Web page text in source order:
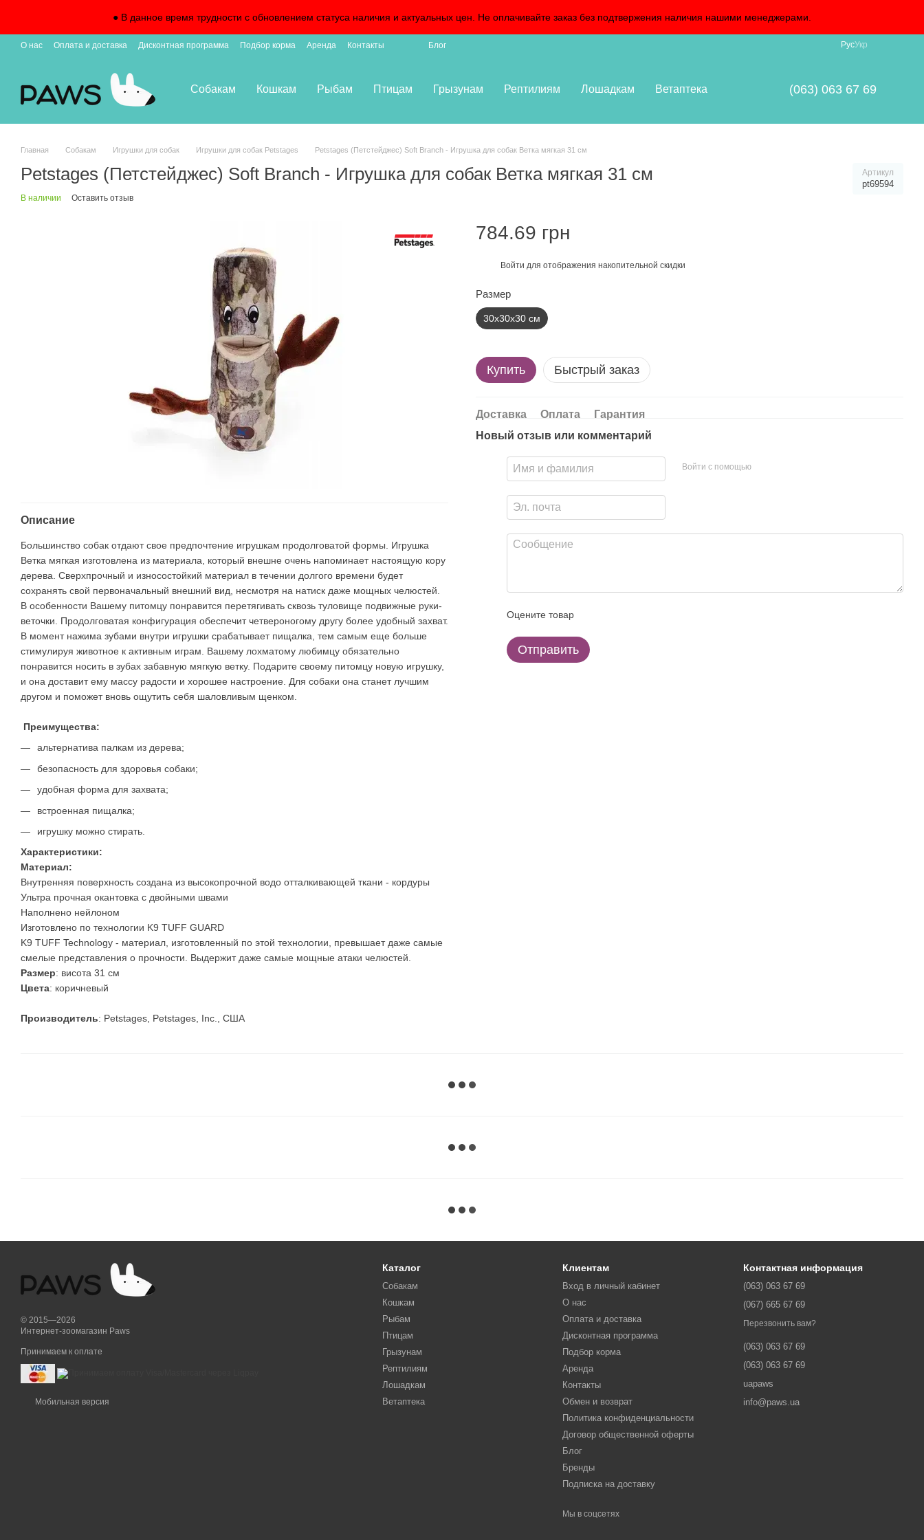
● В данное время трудности с обновлением статуса наличия и актуальных цен. Не оплачивайте заказ без подтвержения наличия нашими менеджерами.
О нас Оплата и доставка Дисконтная программа Подбор корма Аренда Контакты Блог РусУкр
Собакам Кошкам Рыбам Птицам Грызунам Рептилиям Лошадкам Ветаптека (063) 063 67 69
Главная Собакам Игрушки для собак Игрушки для собак Petstages Petstages (Петстейджес) Soft Branch - Игрушка для собак Ветка мягкая 31 см
Petstages (Петстейджес) Soft Branch - Игрушка для собак Ветка мягкая 31 см Артикул
pt69594
В наличии Оставить отзыв
Описание
Большинство собак отдают свое предпочтение игрушкам продолговатой формы. Игрушка
Ветка мягкая изготовлена из материала, который внешне очень напоминает настоящую кору
дерева. Сверхпрочный и износостойкий материал в течении долгого времени будет
сохранять свой первоначальный внешний вид, несмотря на натиск даже мощных челюстей.
В особенности Вашему питомцу понравится перетягивать сквозь туловище подвижные руки-
веточки. Продолговатая конфигурация обеспечит четвероногому другу более удобный захват.
В момент нажима зубами внутри игрушки срабатывает пищалка, тем самым еще больше
стимулируя животное к активным играм. Вашему лохматому любимцу обязательно
понравится носить в зубах забавную мягкую ветку. Подарите своему питомцу новую игрушку,
и она доставит ему массу радости и хорошее настроение. Для собаки она станет лучшим
другом и поможет вновь ощутить себя шаловливым щенком.
Преимущества:
альтернатива палкам из дерева;
безопасность для здоровья собаки;
удобная форма для захвата;
встроенная пищалка;
игрушку можно стирать.
Характеристики:
Материал:
Внутренняя поверхность создана из высокопрочной водо отталкивающей ткани - кордуры
Ультра прочная окантовка с двойными швами
Наполнено нейлоном
Изготовлено по технологии K9 TUFF GUARD
K9 TUFF Technology - материал, изготовленный по этой технологии, превышает даже самые
смелые представления о прочности. Выдержит даже самые мощные атаки челюстей.
Размер: висота 31 см
Цвета: коричневый
Производитель: Petstages, Petstages, Inc., США
784.69 грн
Войти для отображения накопительной скидки
Размер
30х30х30 см
Купить Быстрый заказ
Доставка Оплата
Гарантия
Новый отзыв или комментарий
Войти с помощью
Оцените товар
Отправить
© 2015—2026
Интернет-зоомагазин Paws
Принимаем к оплате
Мобильная версия
Каталог
Собакам
Кошкам
Рыбам
Птицам
Грызунам
Рептилиям
Лошадкам
Ветаптека
Клиентам
Вход в личный кабинет
О нас
Оплата и доставка
Дисконтная программа
Подбор корма
Аренда
Контакты
Обмен и возврат
Политика конфиденциальности
Договор общественной оферты
Блог
Бренды
Подписка на доставку
Мы в соцсетях
Контактная информация
(063) 063 67 69
(067) 665 67 69
Перезвонить вам?
(063) 063 67 69
(063) 063 67 69
uapaws
info@paws.ua